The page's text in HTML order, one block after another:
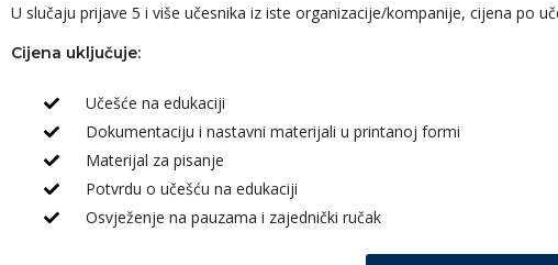
U slučaju prijave 5 i više učesnika iz iste organizacije/kompanije, cijena po
Cijena uključuje:
Učešće na edukaciji
Dokumentaciju i nastavni materijali u printanoj formi
Materijal za pisanje
Potvrdu o učešću na edukaciji
Osvježenje na pauzama i zajednički ručak